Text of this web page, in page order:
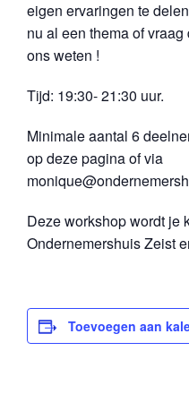
eigen ervaringen te
nu al een thema of
ons weten !
Tijd: 19:30- 21:30 uur.
Minimale aantal 6
op deze pagina of via
Deze workshop wordt je
Ondernemershuis Zeist
Toevoegen aan